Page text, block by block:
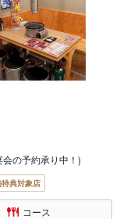
の予約承り中！)
典対象店
コース